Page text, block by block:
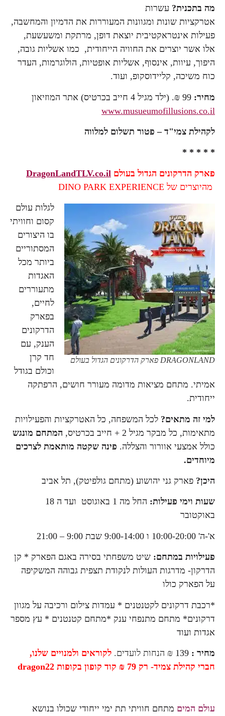
מה בתכנית? עשרות
אטרקציות שונות ומגוונות המעוררות את הדמיון והמחשבה,
פעילות אינטראקטיבית יוצאת דופן, מרתקת ומשעשעת,
אלו אשר יוצרים את החוויה הייחודית, כמו אשליות גובה,
היפוך, עיוות, אינסוף, אשליות אופטיות, הולוגרמות, העדר
כוח משיכה, קליידוסקופ, ועוד.
מחיר:
www.musueumofillusions.co.il
לקהילת צמי"ד – פטור תשלום למלווה
* * * * *
פארק הדרקונים הגדול בעולם DragonLandTLV.co.il
מהיוצרים של DINO PARK EXPERIENCE
DRAGONLAND פארק הדרקונים הגדול בעולם
לגלות עולם
קסום וחוויתי
בו היצורים
המסתוריים
ביותר מכל
האגדות
מתעוררים
לחיים,
בפארק
הדרקונים
הענק, עם
חד קרן
וכולם בגודל
אמיתי. מתחם מציאות מדומה מעורר חושים, הרפתקה
ייחודית.
למי זה מתאים? לכל המשפחה, כל האטרקציות והפעילויות
מתאימות, כל מבקר מגיל 2 + חייב בכרטיס,
המתחם מונגש
כולל אמצעי אוורור והצללה. פינה שקטה מותאמת לצרכים
מיוחדים.
היכן? פארק גני יהושוע (מתחם גולפיטק), תל אביב
שעות וימי פעילות:
החל מה 1 באוגוסט ועד ה 18
באוקטובר
א'-ה' 10:00-20:00 ו 9:00-14:00 שבת 9:00 – 21:00
פעילויות במתחם: שיט משפחתי בסירה באגם הפארק * קן
הדרקון- מדרגות העולות לנקודת תצפית גבוהה המשקיפה
על הפארק כולו
*רכבת דרקונים לקטנטנים * עמדות צילום ורכיבה על מגוון
דרקונים* מתחם מתנפחי ענק *מתחם קטנטנים * עץ מספר
אגדות ועוד
מחיר : ₪ הנחות לועדים. לקוראים ולמנויים שלנו,
חברי קהילת צמיד- רק 79 ₪ קוד קופון בקופות dragon22
עולם המים מתחם חוויתי תת ימי ייחודי שכולו בנושא